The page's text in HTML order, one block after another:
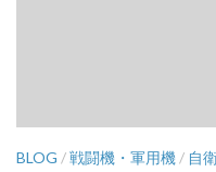
BLOG /戦闘機・軍用機 / 自